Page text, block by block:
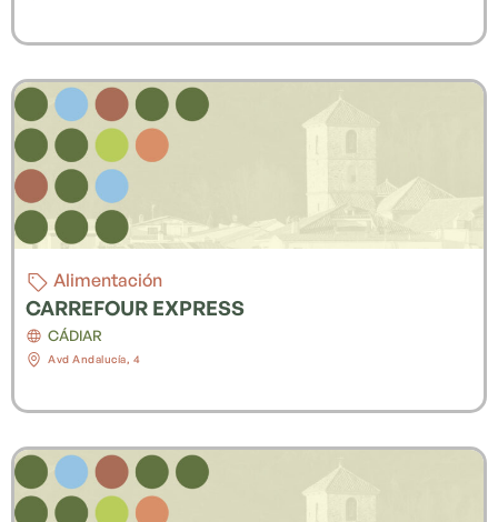
Alimentación
CARREFOUR EXPRESS
CÁDIAR
Avd Andalucía, 4